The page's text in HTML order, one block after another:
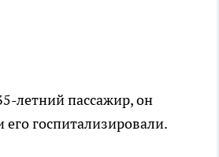
летний пассажир, он
госпитализировали.